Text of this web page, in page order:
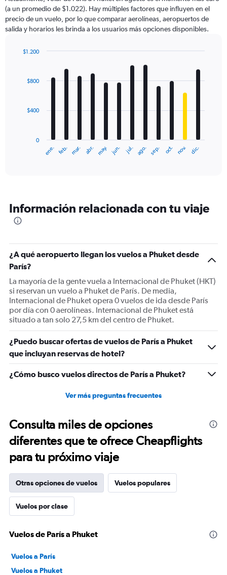
chart
has
1
Y
displaying
(a un promedio de $1.022). Hay múltiples factores que influyen en el
precio de un vuelo, por lo que comparar aerolíneas, aeropuertos de
salida y horarios les brinda a los usuarios más opciones disponibles.
with
The
categories.
The
Y
axis
displaying
values.
Range:
0
to
1200.
ene. feb. mar. abr. may. jun. jul. ago. sep. oct. nov. dic.
0
$400
$800
$1.200
Información relacionada con tu viaje
¿A qué aeropuerto llegan los vuelos a Phuket desde
París?
La mayoría de la gente vuela a Internacional de Phuket (HKT)
si reservan un vuelo a Phuket de París. De media,
Internacional de Phuket opera 0 vuelos de ida desde París
por día con 0 aerolíneas. Internacional de Phuket está
situado a tan solo 27,5 km del centro de Phuket.
¿Puedo buscar ofertas de vuelos de París a Phuket
que incluyan reservas de hotel?
¿Cómo busco vuelos directos de París a Phuket?
Ver más preguntas frecuentes
Consulta miles de opciones
diferentes que te ofrece Cheapflights
para tu próximo viaje
Otras opciones de vuelos Vuelos populares
Vuelos por clase
Vuelos de París a Phuket
Vuelos a París
Vuelos a Phuket